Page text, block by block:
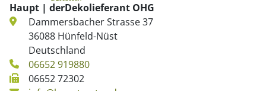
Haupt | derDekolieferant OHG
Dammersbacher Strasse 37
36088 Hünfeld-Nüst
Deutschland
06652 919880
06652 72302